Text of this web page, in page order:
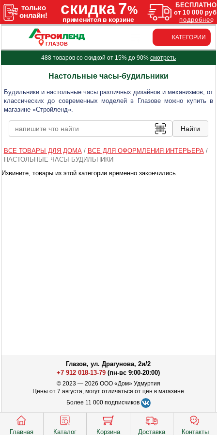
ГЛАЗОВ
КАТЕГОРИИ
Главная Каталог Корзина Доставка Контакты
488 товаров со скидкой от 15% до 90% смотреть
Настольные часы-будильники
Будильники и настольные часы различных дизайнов и механизмов, от
классических до современных моделей в Глазове можно купить в
магазине «Стройленд».
ВСЕ ТОВАРЫ ДЛЯ ДОМА/ ВСЕ ДЛЯ ОФОРМЛЕНИЯ ИНТЕРЬЕРА/
НАСТОЛЬНЫЕ ЧАСЫ-БУДИЛЬНИКИ
Извините, товары из этой категории временно закончились.
Глазов, ул. Драгунова, 2и/2
+7 912 018-13-79 (пн-вс 9:00-20:00)
© 2023 — 2026 ООО «Дом» Удмуртия
Цены от 7 августа, могут отличаться от цен в магазине
Более 11 000 подписчиков